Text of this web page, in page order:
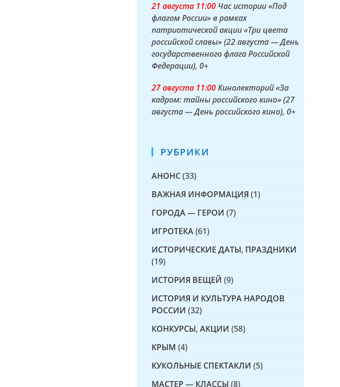
21 августа 11:00 Час истории «Под
флагом России» в рамках
патриотической акции «Три цвета
российской славы» (22 августа — День
государственного флага Российской
Федерации), 0+
27 августа 11:00Кинолекторий «За
кадром: тайны российского кино» (27
августа — День российского кино), 0+
РУБРИКИ
АНОНС(33)
ВАЖНАЯ ИНФОРМАЦИЯ (1)
ГОРОДА — ГЕРОИ (7)
ИГРОТЕКА(61)
ИСТОРИЧЕСКИЕ ДАТЫ, ПРАЗДНИКИ
(19)
ИСТОРИЯ ВЕЩЕЙ (9)
ИСТОРИЯ И КУЛЬТУРА НАРОДОВ
РОССИИ (32)
КОНКУРСЫ, АКЦИИ (58)
КРЫМ (4)
КУКОЛЬНЫЕ СПЕКТАКЛИ (5)
МАСТЕР — КЛАССЫ (8)